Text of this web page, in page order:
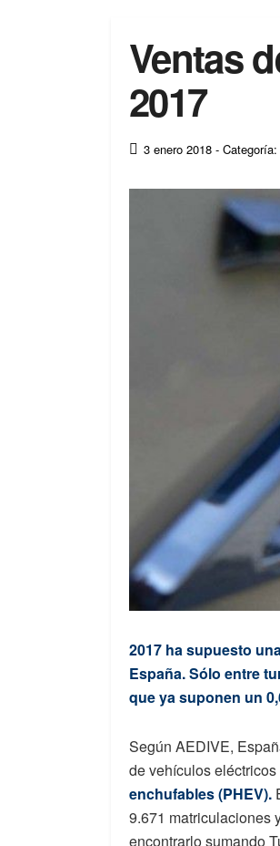
Ventas
2017
3 enero 2018 -
2017 ha supuesto
España. Sólo entre
que ya suponen un
Según AEDIVE,
de vehículos eléctricos
enchufables (PHEV).
9.671 matriculaciones
encontrarlo sumando